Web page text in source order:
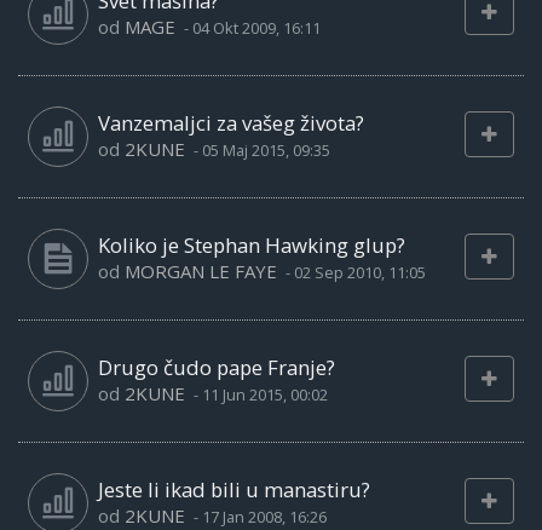
od MAGE - 04 Okt 2009, 16:11
Vanzemaljci za vašeg života?
od 2KUNE - 05 Maj 2015, 09:35
Koliko je Stephan Hawking glup?
od MORGAN LE FAYE - 02 Sep 2010, 11:05
Drugo čudo pape Franje?
od 2KUNE - 11 Jun 2015, 00:02
Jeste li ikad bili u manastiru?
od 2KUNE - 17 Jan 2008, 16:26